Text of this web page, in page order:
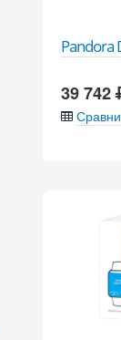
Pandora
39 742